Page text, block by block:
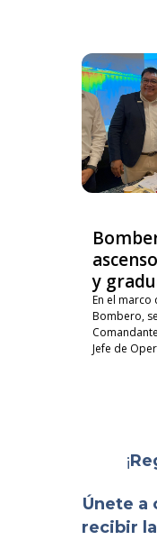
y
En el marco
Bombero,
Jefe de
¡
Únete a
recibir